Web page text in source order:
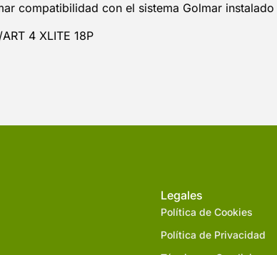
compatibilidad con el sistema Golmar
4 XLITE 18P
Legales
Política de Cookies
Política de Privacidad